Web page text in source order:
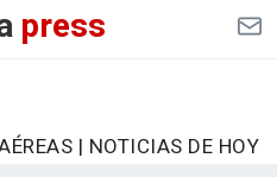
press
| NOTICIAS DE HOY